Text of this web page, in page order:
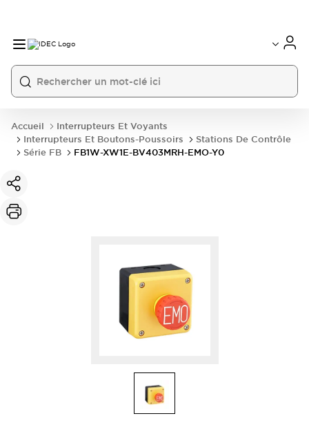
Accueil
Interrupteurs Et Voyants
Interrupteurs Et Boutons-Poussoirs
Stations De Contrôle
Série FB
FB1W-XW1E-BV403MRH-EMO-Y0